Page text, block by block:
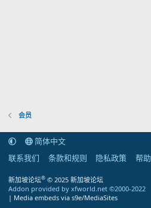
会员
简体中文
联系我们
条款和规则 隐私政策 帮助
新加坡论坛® © 2025 新加坡论坛
Addon provided by xfworld.net ©2000-2022
| Media embeds via s9e/MediaSites